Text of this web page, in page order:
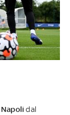
Napolidal